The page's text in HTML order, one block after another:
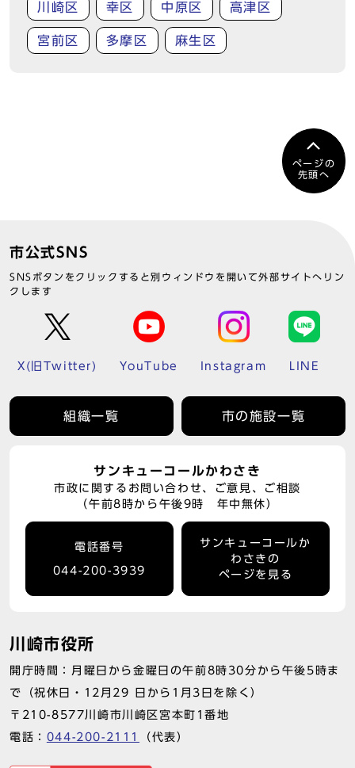
川崎区 幸区 中原区 高津区
宮前区 多摩区 麻生区
ページの
先頭へ
市公式SNS
SNSボタンをクリックすると別ウィンドウを開いて外部サイトへリン
クします
X(旧Twitter) YouTube Instagram LINE
組織一覧 市の施設一覧
サンキューコールかわさき
市政に関するお問い合わせ、ご意見、ご相談
（午前8時から午後9時 年中無休）
電話番号
044-200-3939
サンキューコールか
わさきの
ページを見る
川崎市役所
開庁時間：月曜日から金曜日の午前8時30分から午後5時ま
で（祝休日・12月29 日から1月3日を除く）
〒210-8577川崎市川崎区宮本町1番地
電話： 044-200-2111 （代表）